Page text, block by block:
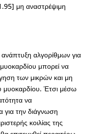
μη αναστρέψιμη
αλγορίθμων για
μπορεί να
των μικρών και μη
μυοκαρδίου. Έτσι μέσω
να
για την διάγνωση
κοιλίας της